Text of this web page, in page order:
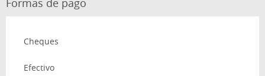
Formas de pago
Cheques
Efectivo